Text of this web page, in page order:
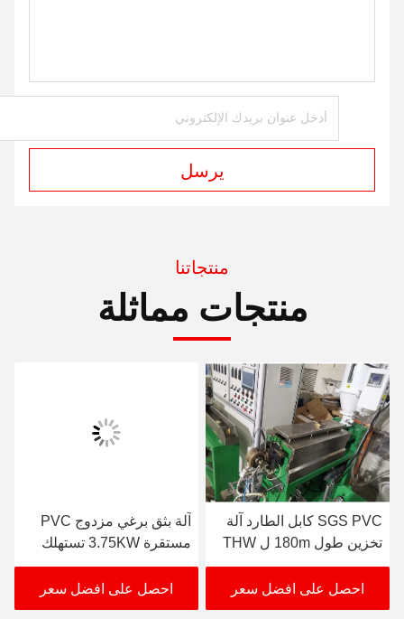
يرسل
منتجاتنا
منتجات مماثلة
SGS PVC كابل الطارد آلة
تخزين طول 180m ل THW
VCT
احصل على افضل سعر
آلة بثق برغي مزدوج PVC
مستقرة 3.75KW تستهلك
الطاقة
احصل على افضل سعر